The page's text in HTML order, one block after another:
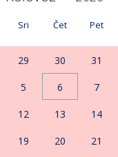
Sri Čet Pet
29 30 31
5 6 7
12 13 14
19 20 21